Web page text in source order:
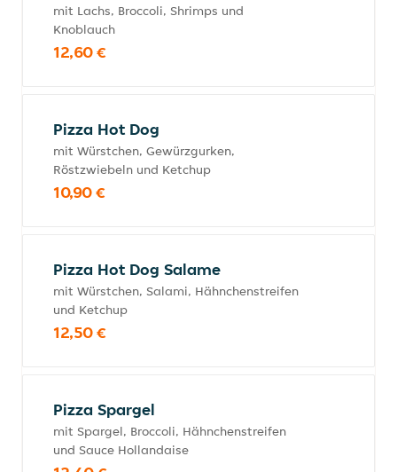
mit Lachs, Broccoli, Shrimps und
Knoblauch
12,60 €
Pizza Hot Dog
mit Würstchen, Gewürzgurken,
Röstzwiebeln und Ketchup
10,90 €
Pizza Hot Dog Salame
mit Würstchen, Salami, Hähnchenstreifen
und Ketchup
12,50 €
Pizza Spargel
mit Spargel, Broccoli, Hähnchenstreifen
und Sauce Hollandaise